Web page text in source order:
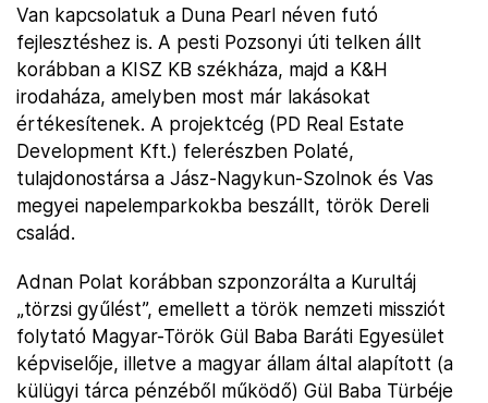
Van kapcsolatuk a Duna Pearl néven futó
fejlesztéshez is. A pesti Pozsonyi úti telken állt
korábban a KISZ KB székháza, majd a K&H
irodaháza, amelyben most már lakásokat
értékesítenek. A projektcég (PD Real Estate
Development Kft.) felerészben Polaté,
tulajdonostársa a Jász-Nagykun-Szolnok és Vas
megyei napelemparkokba beszállt, török Dereli
család.
Adnan Polat korábban szponzorálta a Kurultáj
„törzsi gyűlést”, emellett a török nemzeti missziót
folytató Magyar-Török Gül Baba Baráti Egyesület
képviselője, illetve a magyar állam által alapított (a
külügyi tárca pénzéből működő) Gül Baba Türbéje